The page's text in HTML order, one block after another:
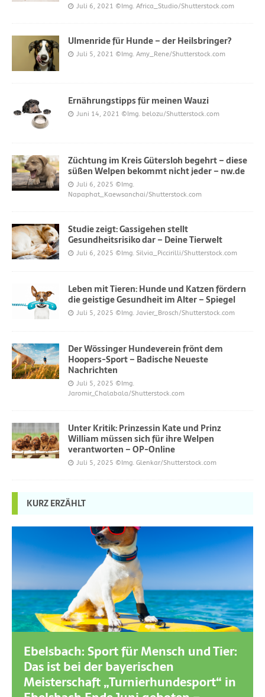
Juli 6, 2021 ©Img. Africa_Studio/Shutterstock.com
Ulmenride für Hunde – der Heilsbringer?
Juli 5, 2021 ©Img. Amy_Rene/Shutterstock.com
Ernährungstipps für meinen Wauzi
Juni 14, 2021 ©Img. belozu/Shutterstock.com
Züchtung im Kreis Gütersloh begehrt – diese
süßen Welpen bekommt nicht jeder – nw.de
Juli 6, 2025 ©Img.
Napaphat_Kaewsanchai/Shutterstock.com
Studie zeigt: Gassigehen stellt
Gesundheitsrisiko dar – Deine Tierwelt
Juli 6, 2025 ©Img. Silvia_Piccirilli/Shutterstock.com
Leben mit Tieren: Hunde und Katzen fördern
die geistige Gesundheit im Alter – Spiegel
Juli 5, 2025 ©Img. Javier_Brosch/Shutterstock.com
Der Wössinger Hundeverein frönt dem
Hoopers-Sport – Badische Neueste
Nachrichten
Juli 5, 2025 ©Img.
Jaromir_Chalabala/Shutterstock.com
Unter Kritik: Prinzessin Kate und Prinz
William müssen sich für ihre Welpen
verantworten – OP-Online
Juli 5, 2025 ©Img. Glenkar/Shutterstock.com
KURZ ERZÄHLT
Ebelsbach: Sport für Mensch und Tier:
Das ist bei der bayerischen
Meisterschaft „Turnierhundesport“ in